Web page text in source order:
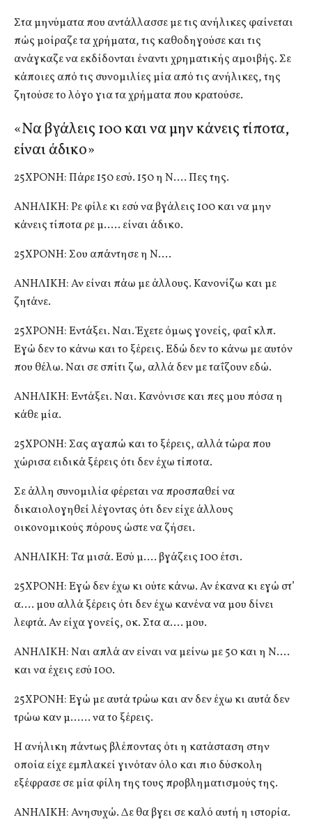
Στα μηνύματα που αντάλλασσε με τις ανήλικες φαίνεται
πώς μοίραζε τα χρήματα, τις καθοδηγούσε και τις
ανάγκαζε να εκδίδονται έναντι χρηματικής αμοιβής. Σε
κάποιες από τις συνομιλίες μία από τις ανήλικες, της
ζητούσε το λόγο για τα χρήματα που κρατούσε.
«Να βγάλεις 100 και να μην κάνεις τίποτα,
είναι άδικο»
25ΧΡΟΝΗ: Πάρε 150 εσύ. 150 η Ν…. Πες της.
ΑΝΗΛΙΚΗ: Ρε φίλε κι εσύ να βγάλεις 100 και να μην
κάνεις τίποτα ρε μ….. είναι άδικο.
25ΧΡΟΝΗ: Σου απάντησε η Ν….
ΑΝΗΛΙΚΗ: Αν είναι πάω με άλλους. Κανονίζω και με
ζητάνε.
25ΧΡΟΝΗ: Εντάξει. Ναι. Έχετε όμως γονείς, φαΐ κλπ.
Εγώ δεν το κάνω και το ξέρεις. Εδώ δεν το κάνω με αυτόν
που θέλω. Ναι σε σπίτι ζω, αλλά δεν με ταΐζουν εδώ.
ΑΝΗΛΙΚΗ: Εντάξει. Ναι. Κανόνισε και πες μου πόσα η
κάθε μία.
25ΧΡΟΝΗ: Σας αγαπώ και το ξέρεις, αλλά τώρα που
χώρισα ειδικά ξέρεις ότι δεν έχω τίποτα.
Σε άλλη συνομιλία φέρεται να προσπαθεί να
δικαιολογηθεί λέγοντας ότι δεν είχε άλλους
οικονομικούς πόρους ώστε να ζήσει.
ΑΝΗΛΙΚΗ: Τα μισά. Εσύ μ…. βγάζεις 100 έτσι.
25ΧΡΟΝΗ: Εγώ δεν έχω κι ούτε κάνω. Αν έκανα κι εγώ στ’
α…. μου αλλά ξέρεις ότι δεν έχω κανένα να μου δίνει
λεφτά. Αν είχα γονείς, οκ. Στα α…. μου.
ΑΝΗΛΙΚΗ: Ναι απλά αν είναι να μείνω με 50 και η Ν….
και να έχεις εσύ 100.
25ΧΡΟΝΗ: Εγώ με αυτά τρώω και αν δεν έχω κι αυτά δεν
τρώω καν μ…… να το ξέρεις.
Η ανήλικη πάντως βλέποντας ότι η κατάσταση στην
οποία είχε εμπλακεί γινόταν όλο και πιο δύσκολη
εξέφρασε σε μία φίλη της τους προβληματισμούς της.
ΑΝΗΛΙΚΗ: Ανησυχώ. Δε θα βγει σε καλό αυτή η ιστορία.